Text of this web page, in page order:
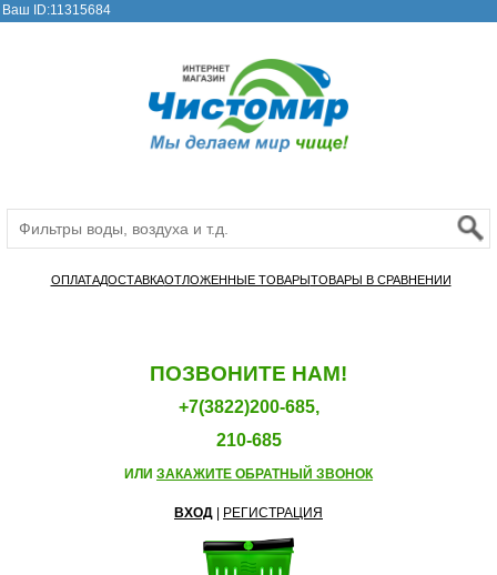
Ваш ID:11315684
ОПЛАТАДОСТАВКАОТЛОЖЕННЫЕ ТОВАРЫТОВАРЫ В СРАВНЕНИИ
ПОЗВОНИТЕ НАМ!
+7(3822)200-685,
210-685
ИЛИ ЗАКАЖИТЕ ОБРАТНЫЙ ЗВОНОК
ВХОД РЕГИСТРАЦИЯ